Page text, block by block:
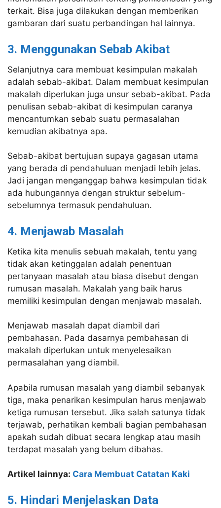
terkait. Bisa juga dilakukan dengan memberikan
gambaran dari suatu perbandingan hal lainnya.
3. Menggunakan Sebab Akibat
Selanjutnya cara membuat kesimpulan makalah
adalah sebab-akibat. Dalam membuat kesimpulan
makalah diperlukan juga unsur sebab-akibat. Pada
penulisan sebab-akibat di kesimpulan caranya
mencantumkan sebab suatu permasalahan
kemudian akibatnya apa.
Sebab-akibat bertujuan supaya gagasan utama
yang berada di pendahuluan menjadi lebih jelas.
Jadi jangan menganggap bahwa kesimpulan tidak
ada hubungannya dengan struktur sebelum-
sebelumnya termasuk pendahuluan.
4. Menjawab Masalah
Ketika kita menulis sebuah makalah, tentu yang
tidak akan ketinggalan adalah penentuan
pertanyaan masalah atau biasa disebut dengan
rumusan masalah. Makalah yang baik harus
memiliki kesimpulan dengan menjawab masalah.
Menjawab masalah dapat diambil dari
pembahasan. Pada dasarnya pembahasan di
makalah diperlukan untuk menyelesaikan
permasalahan yang diambil.
Apabila rumusan masalah yang diambil sebanyak
tiga, maka penarikan kesimpulan harus menjawab
ketiga rumusan tersebut. Jika salah satunya tidak
terjawab, perhatikan kembali bagian pembahasan
apakah sudah dibuat secara lengkap atau masih
terdapat masalah yang belum dibahas.
Artikel lainnya: Cara Membuat Catatan Kaki
5. Hindari Menjelaskan Data